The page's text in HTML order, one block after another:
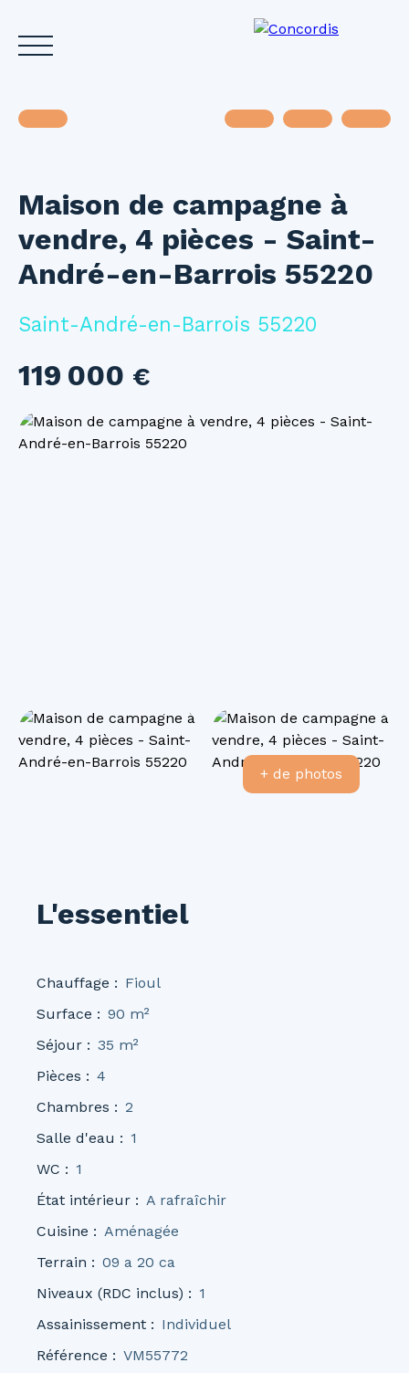
Accueil Acheter Louer Vendre Investir
Estimez votre bien
Maison de campagne à
vendre, 4 pièces - Saint-
André-en-Barrois 55220
Saint-André-en-Barrois 55220
119 000 €
+ de photos
L'essentiel
Chauffage : Fioul
Surface : 90 m²
Séjour : 35 m²
Pièces : 4
Chambres : 2
Salle d'eau : 1
WC : 1
État intérieur : A rafraîchir
Cuisine : Aménagée
Terrain : 09 a 20 ca
Niveaux (RDC inclus) : 1
Assainissement : Individuel
Référence : VM55772